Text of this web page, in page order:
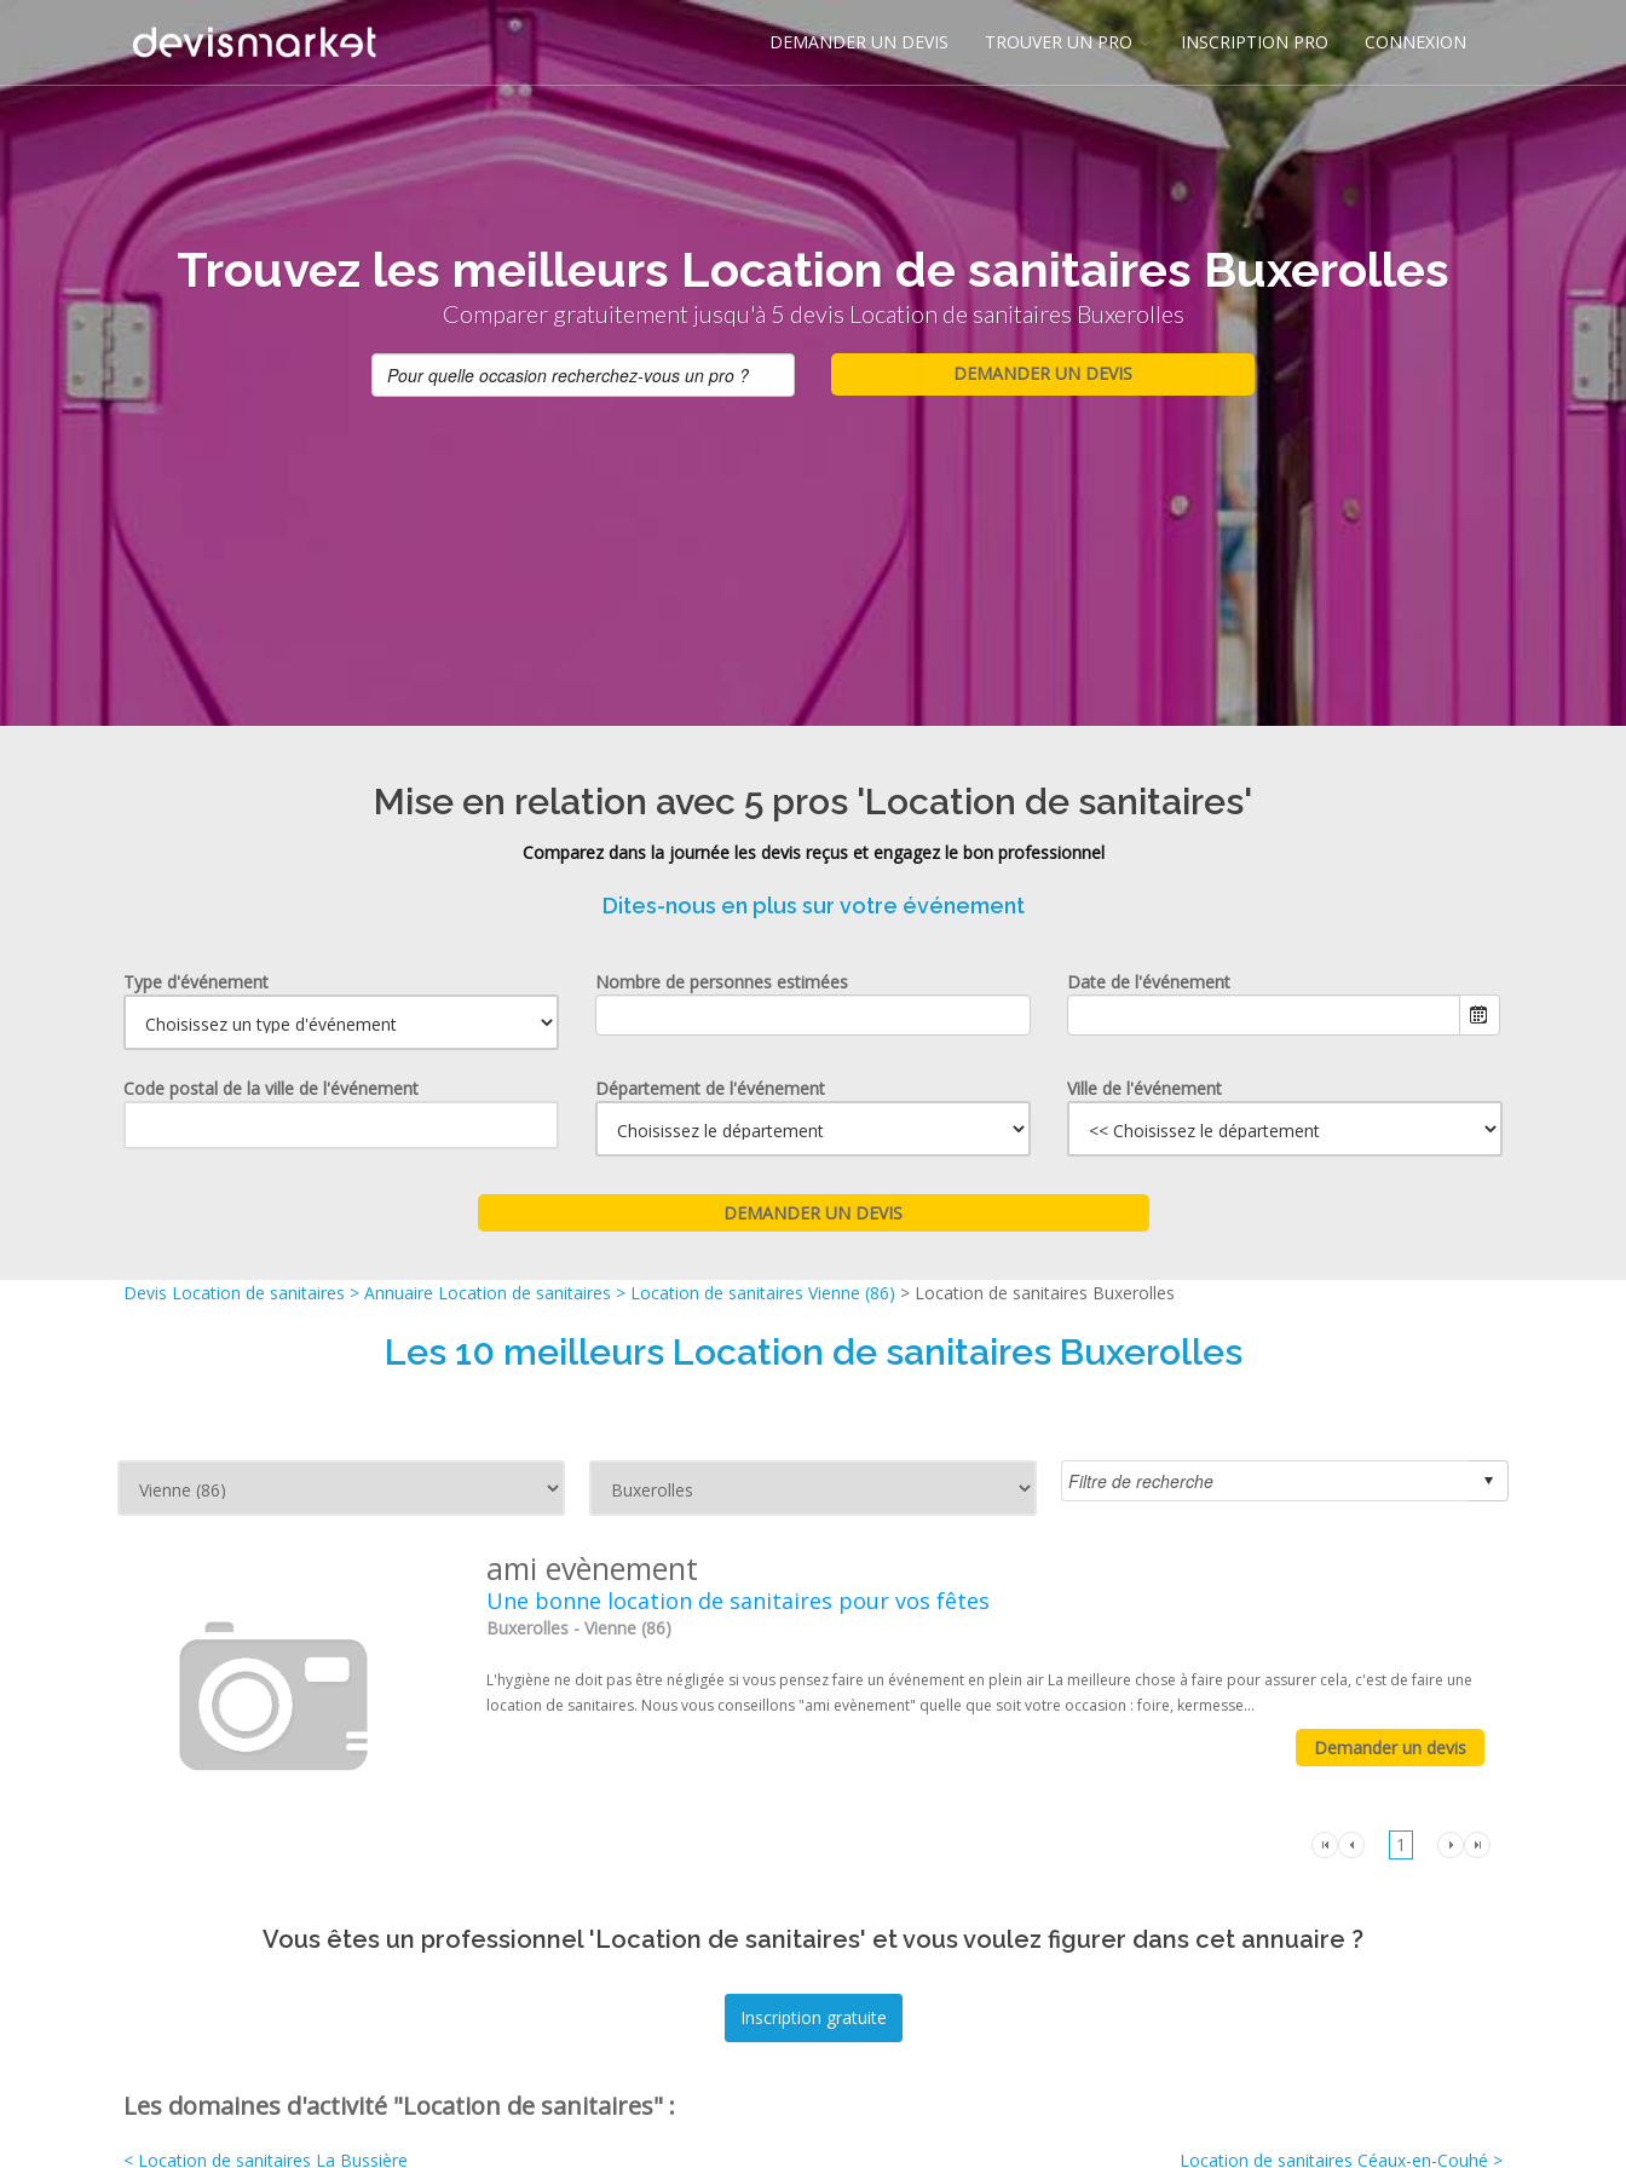
DEMANDER UN DEVIS TROUVER UN PRO INSCRIPTION PRO CONNEXION
Trouvez les meilleurs Location de sanitaires Buxerolles
Comparer gratuitement jusqu'à 5 devis Location de sanitaires Buxerolles
Mise en relation avec 5 pros 'Location de sanitaires'
Comparez dans la journée les devis reçus et engagez le bon professionnel
Dites-nous en plus sur votre événement
Type d'événement Nombre de personnes estimées
Date de l'événement
Code postal de la ville de l'événement Département de l'événement Ville de l'événement
Devis Location de sanitaires > Annuaire Location de sanitaires > Location de sanitaires Vienne (86) > Location de sanitaires Buxerolles
Les 10 meilleurs Location de sanitaires Buxerolles
ami evènement
Une bonne location de sanitaires pour vos fêtes
Buxerolles - Vienne (86)
L'hygiène ne doit pas être négligée si vous pensez faire un événement en plein air La meilleure chose à faire pour assurer cela, c'est de faire une
location de sanitaires. Nous vous conseillons "ami evènement" quelle que soit votre occasion : foire, kermesse...
1
Vous êtes un professionnel 'Location de sanitaires' et vous voulez figurer dans cet annuaire ?
Les domaines d'activité "Location de sanitaires" :
< Location de sanitaires La Bussière Location de sanitaires Céaux-en-Couhé >